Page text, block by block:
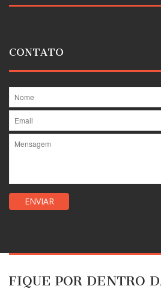
CONTATO
FIQUE POR DENTRO